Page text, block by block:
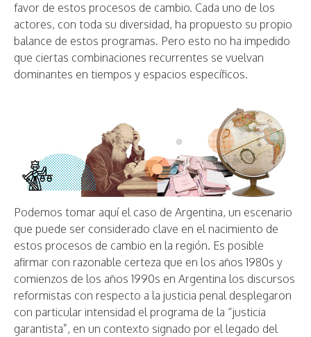
favor de estos procesos de cambio. Cada uno de los
actores, con toda su diversidad, ha propuesto su propio
balance de estos programas. Pero esto no ha impedido
que ciertas combinaciones recurrentes se vuelvan
dominantes en tiempos y espacios específicos.
Podemos tomar aquí el caso de Argentina, un escenario
que puede ser considerado clave en el nacimiento de
estos procesos de cambio en la región. Es posible
afirmar con razonable certeza que en los años 1980s y
comienzos de los años 1990s en Argentina los discursos
reformistas con respecto a la justicia penal desplegaron
con particular intensidad el programa de la “justicia
garantista”, en un contexto signado por el legado del